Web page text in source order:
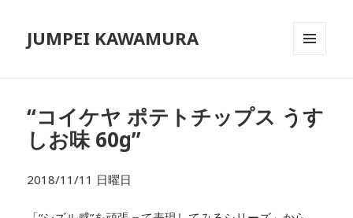
JUMPEI KAWAMURA
“コイケヤ ポテトチップス うす
しお味 60g”
2018/11/11 日曜日